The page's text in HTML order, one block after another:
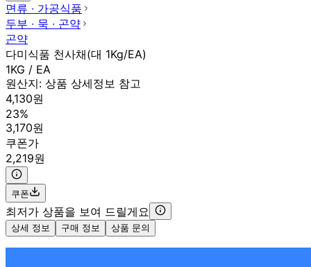
면류 ∙ 가공식품
두부 ∙ 묵 ∙ 곤약
곤약
다미식품 천사채(대 1Kg/EA)
1KG / EA
원산지: 상품 상세정보 참고
4,130원
23%
3,170원
쿠폰가
2,219원
쿠폰
최저가 상품을 보여 드릴게요
상세 정보 구매 정보 상품 문의